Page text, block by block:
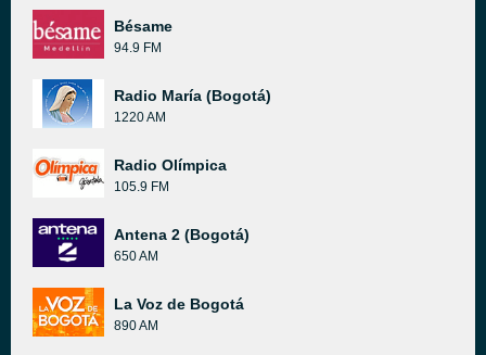
Bésame
94.9 FM
Radio María (Bogotá)
1220 AM
Radio Olímpica
105.9 FM
Antena 2 (Bogotá)
650 AM
La Voz de Bogotá
890 AM